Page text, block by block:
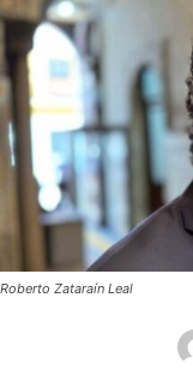
Roberto Zataraín Leal